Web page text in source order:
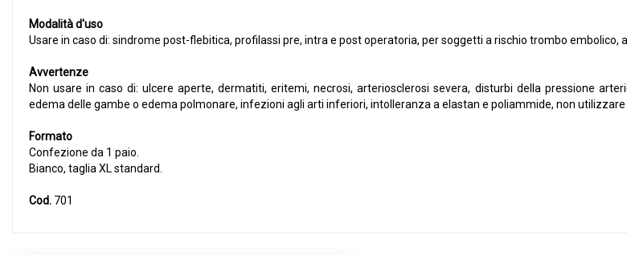
Modalità d'uso
Usare in caso di: sindrome post-flebitica, profilassi pre, intra e post operatoria, per soggetti a rischio trombo embolico,
Avvertenze
Non usare in caso di: ulcere aperte, dermatiti, eritemi, necrosi, arteriosclerosi severa, disturbi della pressione
edema delle gambe o edema polmonare, infezioni agli arti inferiori, intolleranza a elastan e poliammide, non
Formato
Confezione da 1 paio.
Bianco, taglia XL standard.
Cod. 701